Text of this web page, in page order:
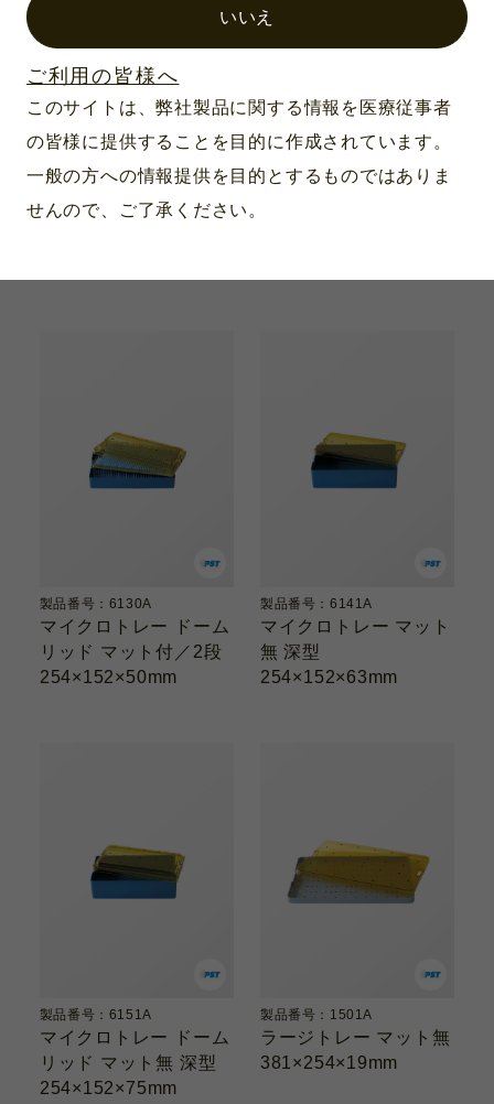
いいえ
ご利用の皆様へ
このサイトは、弊社製品に関する情報を医療従事者
の皆様に提供することを目的に作成されています。
一般の方への情報提供を目的とするものではありま
せんので、ご了承ください。
マイクロトレー ドーム
製品番号：6130A
マイクロトレー ドーム
リッド マット付／2段
254×152×50mm
製品番号：6141A
マイクロトレー マット
無 深型
254×152×63mm
製品番号：6151A
マイクロトレー ドーム
リッド マット無 深型
254×152×75mm
製品番号：1501A
ラージトレー マット無
381×254×19mm